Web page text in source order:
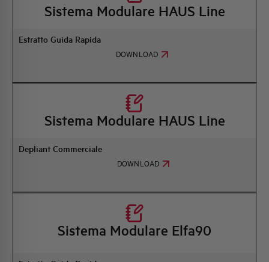
Sistema Modulare HAUS Line
Estratto Guida Rapida
DOWNLOAD
Sistema Modulare HAUS Line
Depliant Commerciale
DOWNLOAD
Sistema Modulare Elfa90